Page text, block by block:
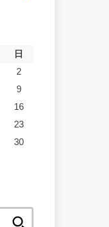
日
2
9
16
23
30